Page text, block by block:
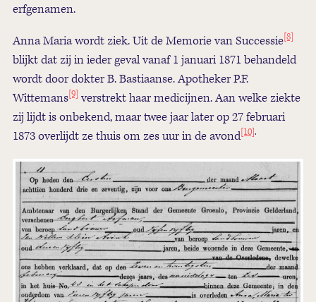
erfgenamen.
Anna Maria wordt ziek. Uit de Memorie van Successie[8]
blijkt dat zij in ieder geval vanaf 1 januari 1871 behandeld
wordt door dokter B. Bastiaanse. Apotheker P.F.
Wittemans[9] verstrekt haar medicijnen. Aan welke ziekte
zij lijdt is onbekend, maar twee jaar later op 27 februari
1873 overlijdt ze thuis om zes uur in de avond[10].